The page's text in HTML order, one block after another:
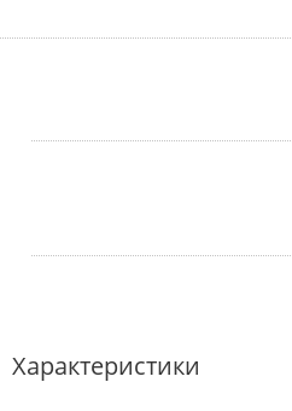
Характеристики